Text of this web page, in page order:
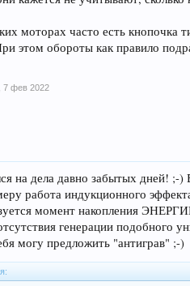
моторах часто есть
этом обороты как правило
7 фев 2022
на дела давно забытых дней! ;-
работа индукционного
момент накопления
генерации подобного
могу предложить "антиграв" ;-)